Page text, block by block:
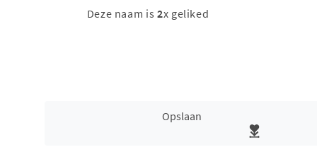
Deze naam is 2x geliked
Opslaan